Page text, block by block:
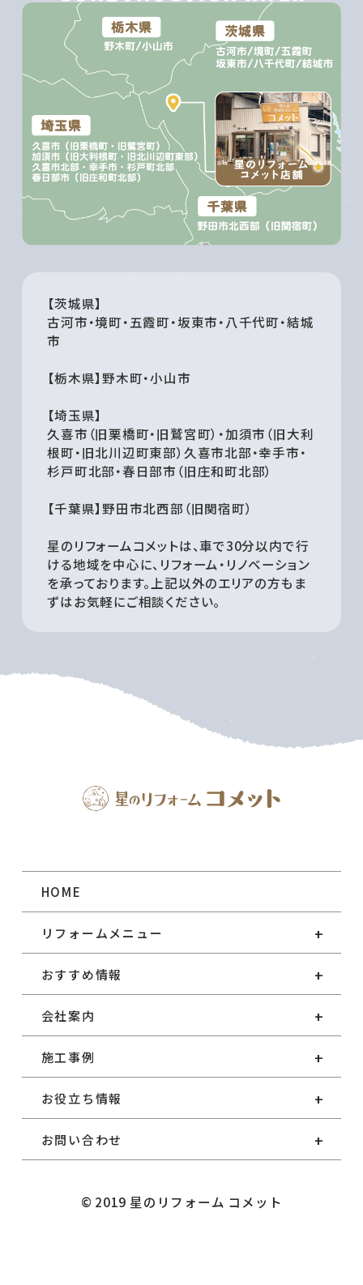
【茨城県】
古河市・境町・五霞町・坂東市・八千代町・結城
市
【栃木県】野木町・小山市
【埼玉県】
久喜市（旧栗橋町・旧鷲宮町）・加須市（旧大利
根町・旧北川辺町東部）久喜市北部・幸手市・
杉戸町北部・春日部市（旧庄和町北部）
【千葉県】野田市北西部（旧関宿町）
星のリフォームコメットは、車で30分以内で行
ける地域を中心に、リフォーム・リノベーション
を承っております。上記以外のエリアの方もま
ずはお気軽にご相談ください。
HOME
リフォームメニュー
おすすめ情報
会社案内
施工事例
お役立ち情報
お問い合わせ
© 2019 星のリフォーム コメット